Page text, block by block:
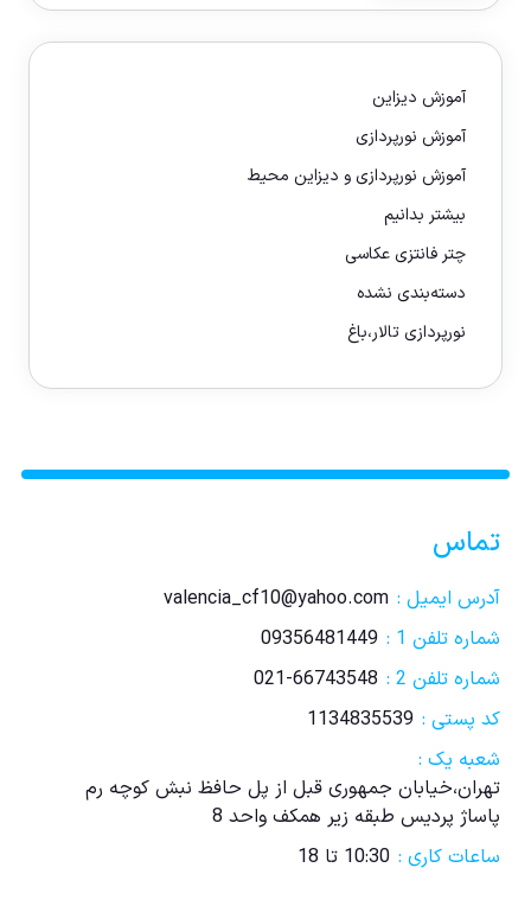
آموزش دیزاین
آموزش نورپردازی
آموزش نورپردازی و دیزاین محیط
بیشتر بدانیم
چتر فانتزی عکاسی
دسته‌بندی نشده
نورپردازی تالار،باغ
تماس
آدرس ایمیل : valencia_cf10@yahoo.com
شماره تلفن 1 :
09356481449
شماره تلفن 2 :
021-66743548
کد پستی : 1134835539
شعبه یک :
تهران،خیابان جمهوری قبل از پل حافظ نبش کوچه رم
پاساژ پردیس طبقه زیر همکف واحد 8
ساعات کاری : 10:30 تا 18